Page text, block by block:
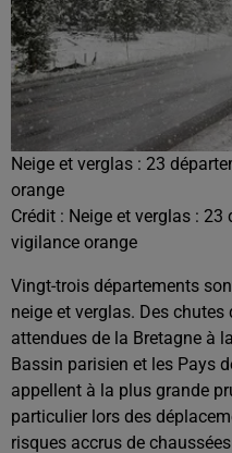
Neige et verglas : 23
orange
Crédit : Neige et verglas : 23
vigilance orange
Vingt-trois départements
neige et verglas. Des
attendues de la Bretagne à la
Bassin parisien et les Pays
appellent à la plus grande
particulier lors des
risques accrus de